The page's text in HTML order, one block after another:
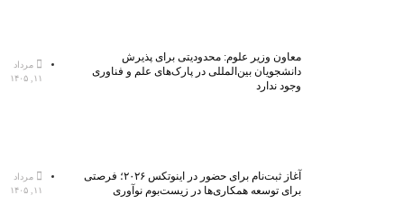
معاون وزیر علوم: محدودیتی برای پذیرش
دانشجویان بین‌المللی در پارک‌های علم و فناوری
وجود ندارد
مرداد
۱۱, ۱۴۰۵
آغاز ثبت‌نام برای حضور در اینوتکس ۲۰۲۶؛ فرصتی
برای توسعه همکاری‌ها در زیست‌بوم نوآوری
مرداد
۱۱, ۱۴۰۵